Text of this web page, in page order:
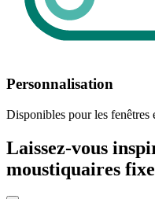
Personnalisation
Disponibles pour les fenêtres
Laissez-vous
moustiquaires